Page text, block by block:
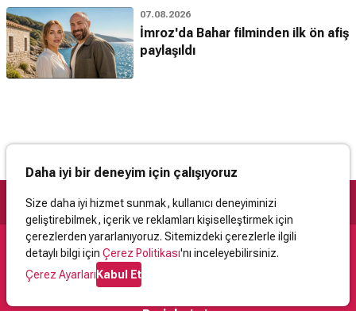
07.08.2026
İmroz'da Bahar filminden ilk ön afiş
paylaşıldı
Daha iyi bir deneyim için çalışıyoruz
Size daha iyi hizmet sunmak, kullanıcı deneyiminizi
geliştirebilmek, içerik ve reklamları kişiselleştirmek için
çerezlerden yararlanıyoruz. Sitemizdeki çerezlerle ilgili
detaylı bilgi için Çerez Politikası'nı inceleyebilirsiniz.
Çerez AyarlarıKabul Et
Destek
İletişimYardımKullanıcı Sözleşmesi